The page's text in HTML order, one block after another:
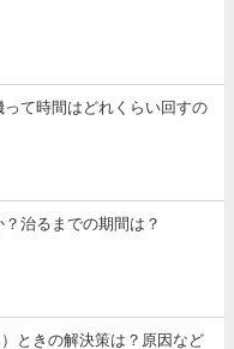
て時間はどれくらい回すの
治るまでの期間は？
ときの解決策は？原因など